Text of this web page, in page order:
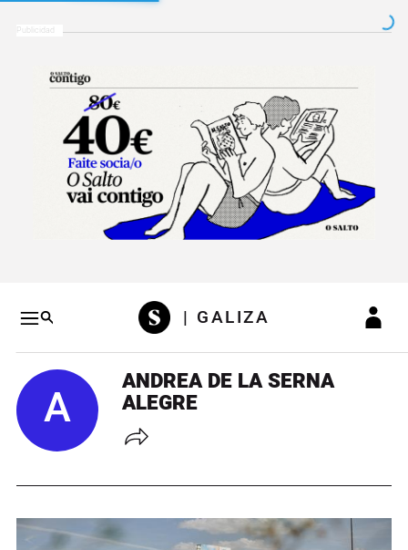
Salto a contenidoSalto a navegación
| GALIZA
A ANDREA DE LA SERNA
ALEGRE